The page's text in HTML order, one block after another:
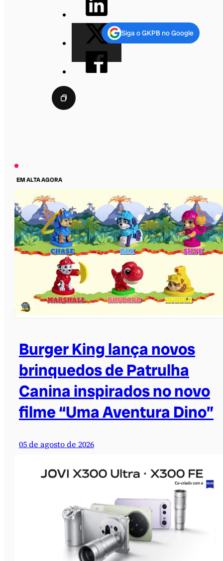
Siga o GKPB no Google
EM ALTA AGORA
Burger King lança novos
brinquedos de Patrulha
Canina inspirados no novo
filme “Uma Aventura Dino”
05 de agosto de 2026